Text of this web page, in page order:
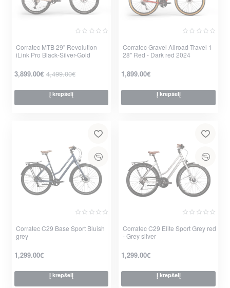
-13%
Corratec MTB 29" Revolution
iLink Pro Black-Silver-Gold
3,899.00€ 4,499.00€
Į krepšelį
Corratec Gravel Allroad Travel 1
28" Red - Dark red 2024
1,899.00€
Į krepšelį
Corratec C29 Base Sport Bluish
grey
1,299.00€
Į krepšelį
Corratec C29 Elite Sport Grey red
- Grey silver
1,299.00€
Į krepšelį